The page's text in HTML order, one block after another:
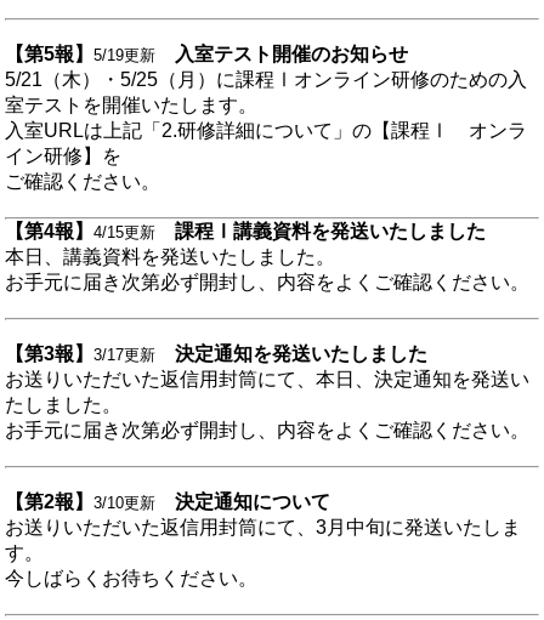
【第5報】5/19更新 入室テスト開催のお知らせ
5/21（木）・5/25（月）に課程Ⅰオンライン研修のための入
室テストを開催いたします。
入室URLは上記「2.研修詳細について」の【課程Ⅰ オンラ
イン研修】を
ご確認ください。
【第4報】4/15更新 課程Ⅰ講義資料を発送いたしました
本日、講義資料を発送いたしました。
お手元に届き次第必ず開封し、内容をよくご確認ください。
【第3報】3/17更新 決定通知を発送いたしました
お送りいただいた返信用封筒にて、本日、決定通知を発送い
たしました。
お手元に届き次第必ず開封し、内容をよくご確認ください。
【第2報】3/10更新 決定通知について
お送りいただいた返信用封筒にて、3月中旬に発送いたしま
す。
今しばらくお待ちください。